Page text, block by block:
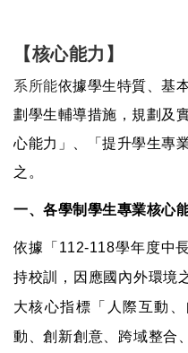
【核心能力】
系所能依據學生特質、基
劃學生輔導措施，規劃及
心能力」、「提升學生專
之。
一、各學制學生專業核心
依據「112-118學年度中
持校訓，因應國內外環境
大核心指標「人際互動
動、創新創意、跨域整合